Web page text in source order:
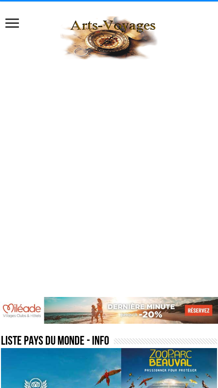
liste pays du monde - Info